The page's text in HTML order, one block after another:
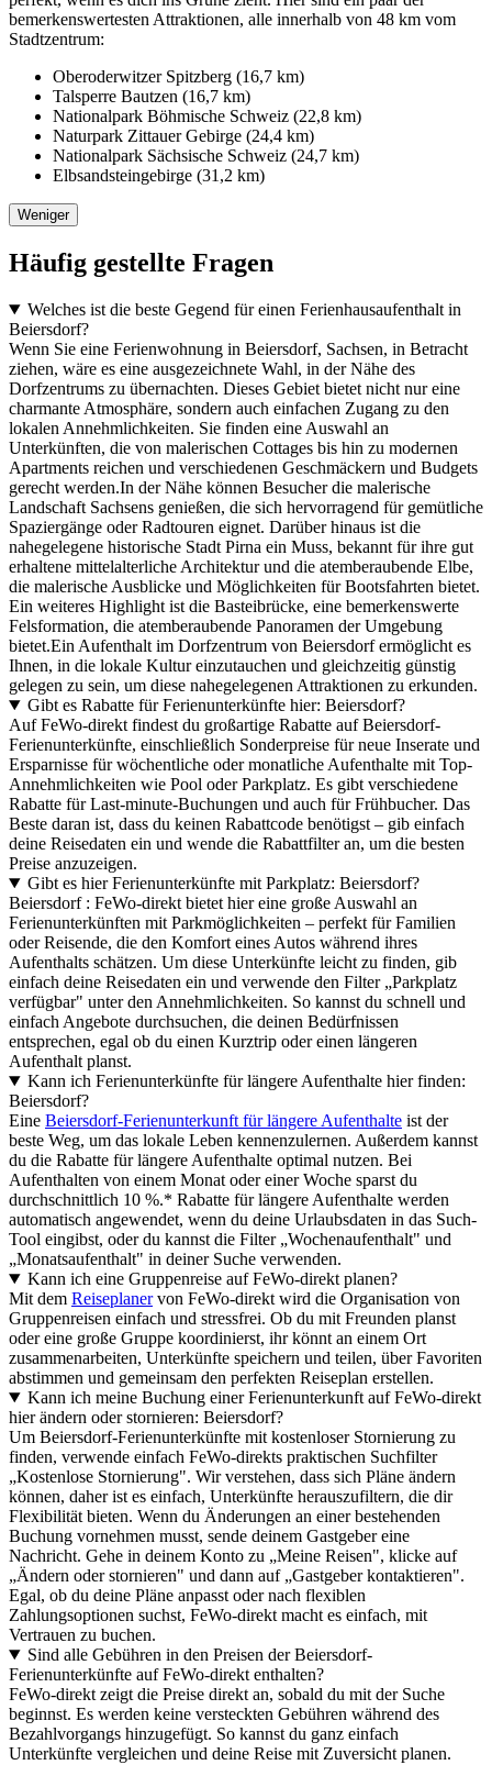
bemerkenswertesten Attraktionen, alle innerhalb von 48 km vom
Stadtzentrum:
Oberoderwitzer Spitzberg (16,7 km)
Talsperre Bautzen (16,7 km)
Nationalpark Böhmische Schweiz (22,8 km)
Naturpark Zittauer Gebirge (24,4 km)
Nationalpark Sächsische Schweiz (24,7 km)
Elbsandsteingebirge (31,2 km)
Weniger
Häufig gestellte Fragen
Welches ist die beste Gegend für einen Ferienhausaufenthalt in
Beiersdorf?
Wenn Sie eine Ferienwohnung in Beiersdorf, Sachsen, in Betracht
ziehen, wäre es eine ausgezeichnete Wahl, in der Nähe des
Dorfzentrums zu übernachten. Dieses Gebiet bietet nicht nur eine
charmante Atmosphäre, sondern auch einfachen Zugang zu den
lokalen Annehmlichkeiten. Sie finden eine Auswahl an
Unterkünften, die von malerischen Cottages bis hin zu modernen
Apartments reichen und verschiedenen Geschmäckern und Budgets
gerecht werden.In der Nähe können Besucher die malerische
Landschaft Sachsens genießen, die sich hervorragend für gemütliche
Spaziergänge oder Radtouren eignet. Darüber hinaus ist die
nahegelegene historische Stadt Pirna ein Muss, bekannt für ihre gut
erhaltene mittelalterliche Architektur und die atemberaubende Elbe,
die malerische Ausblicke und Möglichkeiten für Bootsfahrten bietet.
Ein weiteres Highlight ist die Basteibrücke, eine bemerkenswerte
Felsformation, die atemberaubende Panoramen der Umgebung
bietet.Ein Aufenthalt im Dorfzentrum von Beiersdorf ermöglicht es
Ihnen, in die lokale Kultur einzutauchen und gleichzeitig günstig
gelegen zu sein, um diese nahegelegenen Attraktionen zu erkunden.
Gibt es Rabatte für Ferienunterkünfte hier: Beiersdorf?
Auf FeWo-direkt findest du großartige Rabatte auf Beiersdorf-
Ferienunterkünfte, einschließlich Sonderpreise für neue Inserate und
Ersparnisse für wöchentliche oder monatliche Aufenthalte mit Top-
Annehmlichkeiten wie Pool oder Parkplatz. Es gibt verschiedene
Rabatte für Last-minute-Buchungen und auch für Frühbucher. Das
Beste daran ist, dass du keinen Rabattcode benötigst – gib einfach
deine Reisedaten ein und wende die Rabattfilter an, um die besten
Preise anzuzeigen.
Gibt es hier Ferienunterkünfte mit Parkplatz: Beiersdorf?
Beiersdorf : FeWo-direkt bietet hier eine große Auswahl an
Ferienunterkünften mit Parkmöglichkeiten – perfekt für Familien
oder Reisende, die den Komfort eines Autos während ihres
Aufenthalts schätzen. Um diese Unterkünfte leicht zu finden, gib
einfach deine Reisedaten ein und verwende den Filter „Parkplatz
verfügbar" unter den Annehmlichkeiten. So kannst du schnell und
einfach Angebote durchsuchen, die deinen Bedürfnissen
entsprechen, egal ob du einen Kurztrip oder einen längeren
Aufenthalt planst.
Kann ich Ferienunterkünfte für längere Aufenthalte hier finden:
Beiersdorf?
Eine Beiersdorf-Ferienunterkunft für längere Aufenthalte ist der
beste Weg, um das lokale Leben kennenzulernen. Außerdem kannst
du die Rabatte für längere Aufenthalte optimal nutzen. Bei
Aufenthalten von einem Monat oder einer Woche sparst du
durchschnittlich 10 %.* Rabatte für längere Aufenthalte werden
automatisch angewendet, wenn du deine Urlaubsdaten in das Such-
Tool eingibst, oder du kannst die Filter „Wochenaufenthalt" und
„Monatsaufenthalt" in deiner Suche verwenden.
Kann ich eine Gruppenreise auf FeWo-direkt planen?
Mit dem Reiseplanervon FeWo-direkt wird die Organisation von
Gruppenreisen einfach und stressfrei. Ob du mit Freunden planst
oder eine große Gruppe koordinierst, ihr könnt an einem Ort
zusammenarbeiten, Unterkünfte speichern und teilen, über Favoriten
abstimmen und gemeinsam den perfekten Reiseplan erstellen.
Kann ich meine Buchung einer Ferienunterkunft auf FeWo-direkt
hier ändern oder stornieren: Beiersdorf?
Um Beiersdorf-Ferienunterkünfte mit kostenloser Stornierung zu
finden, verwende einfach FeWo-direkts praktischen Suchfilter
„Kostenlose Stornierung". Wir verstehen, dass sich Pläne ändern
können, daher ist es einfach, Unterkünfte herauszufiltern, die dir
Flexibilität bieten. Wenn du Änderungen an einer bestehenden
Buchung vornehmen musst, sende deinem Gastgeber eine
Nachricht. Gehe in deinem Konto zu „Meine Reisen", klicke auf
„Ändern oder stornieren" und dann auf „Gastgeber kontaktieren".
Egal, ob du deine Pläne anpasst oder nach flexiblen
Zahlungsoptionen suchst, FeWo-direkt macht es einfach, mit
Vertrauen zu buchen.
Sind alle Gebühren in den Preisen der Beiersdorf-
Ferienunterkünfte auf FeWo-direkt enthalten?
FeWo-direkt zeigt die Preise direkt an, sobald du mit der Suche
beginnst. Es werden keine versteckten Gebühren während des
Bezahlvorgangs hinzugefügt. So kannst du ganz einfach
Unterkünfte vergleichen und deine Reise mit Zuversicht planen.